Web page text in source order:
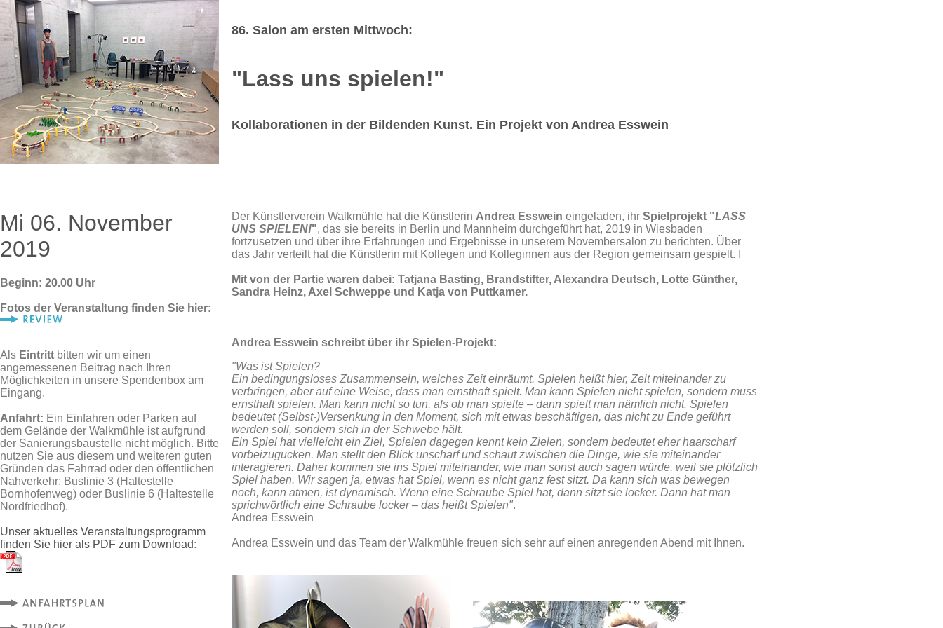
86. Salon am ersten Mittwoch:
"Lass uns spielen!"
Kollaborationen in der Bildenden Kunst. Ein Projekt von Andrea Esswein
Mi 06. November
2019
Beginn: 20.00 Uhr
Fotos der Veranstaltung finden Sie hier:
Als Eintritt bitten wir um einen
angemessenen Beitrag nach Ihren
Möglichkeiten in unsere Spendenbox am
Eingang.
Anfahrt: Ein Einfahren oder Parken auf
dem Gelände der Walkmühle ist aufgrund
der Sanierungsbaustelle nicht möglich. Bitte
nutzen Sie aus diesem und weiteren guten
Gründen das Fahrrad oder den öffentlichen
Nahverkehr: Buslinie 3 (Haltestelle
Bornhofenweg) oder Buslinie 6 (Haltestelle
Nordfriedhof).
Unser aktuelles Veranstaltungsprogramm
finden Sie hier als PDF zum Download:
Der Künstlerverein Walkmühle hat die Künstlerin Andrea Esswein eingeladen, ihr Spielprojekt "LASS
UNS SPIELEN!", das sie bereits in Berlin und Mannheim durchgeführt hat, 2019 in Wiesbaden
fortzusetzen und über ihre Erfahrungen und Ergebnisse in unserem Novembersalon zu berichten. Über
das Jahr verteilt hat die Künstlerin mit Kollegen und Kolleginnen aus der Region gemeinsam gespielt. I
Mit von der Partie waren dabei: Tatjana Basting, Brandstifter, Alexandra Deutsch, Lotte Günther,
Sandra Heinz, Axel Schweppe und Katja von Puttkamer.
Andrea Esswein schreibt über ihr Spielen-Projekt:
"Was ist Spielen?
Ein bedingungsloses Zusammensein, welches Zeit einräumt. Spielen heißt hier, Zeit miteinander zu
verbringen, aber auf eine Weise, dass man ernsthaft spielt. Man kann Spielen nicht spielen, sondern muss
ernsthaft spielen. Man kann nicht so tun, als ob man spielte – dann spielt man nämlich nicht. Spielen
bedeutet (Selbst-)Versenkung in den Moment, sich mit etwas beschäftigen, das nicht zu Ende geführt
werden soll, sondern sich in der Schwebe hält.
Ein Spiel hat vielleicht ein Ziel, Spielen dagegen kennt kein Zielen, sondern bedeutet eher haarscharf
vorbeizugucken. Man stellt den Blick unscharf und schaut zwischen die Dinge, wie sie miteinander
interagieren. Daher kommen sie ins Spiel miteinander, wie man sonst auch sagen würde, weil sie plötzlich
Spiel haben. Wir sagen ja, etwas hat Spiel, wenn es nicht ganz fest sitzt. Da kann sich was bewegen
noch, kann atmen, ist dynamisch. Wenn eine Schraube Spiel hat, dann sitzt sie locker. Dann hat man
sprichwörtlich eine Schraube locker – das heißt Spielen".
Andrea Esswein
Andrea Esswein und das Team der Walkmühle freuen sich sehr auf einen anregenden Abend mit Ihnen.